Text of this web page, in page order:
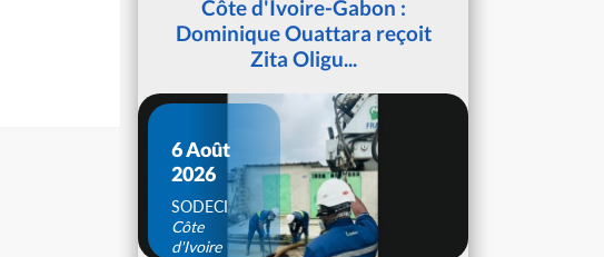
Côte d'Ivoire-Gabon :
Dominique Ouattara reçoit
Zita Oligu...
6 Août
2026
SODECI
Côte
d'Ivoire